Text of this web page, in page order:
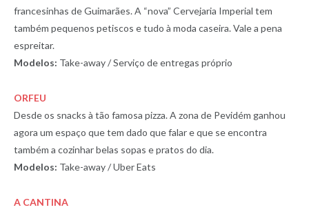
francesinhas de Guimarães. A “nova” Cervejaria Imperial tem
também pequenos petiscos e tudo à moda caseira. Vale a pena
espreitar.
Modelos: Take-away / Serviço de entregas próprio
ORFEU
Desde os snacks à tão famosa pizza. A zona de Pevidém ganhou
agora um espaço que tem dado que falar e que se encontra
também a cozinhar belas sopas e pratos do dia.
Modelos: Take-away / Uber Eats
A CANTINA